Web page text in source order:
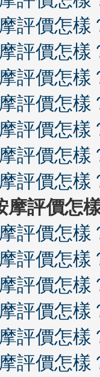
評價怎樣
評價怎樣
評價怎樣
評價怎樣
評價怎樣
評價怎樣
評價怎樣
評價怎
評價怎樣
評價怎樣
評價怎樣
評價怎樣
評價怎樣
評價怎樣